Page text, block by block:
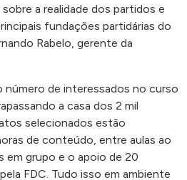
a realidade dos partidos e
fundações partidárias do
Rabelo, gerente da
número de interessados no curso
a casa dos 2 mil
selecionados estão
de conteúdo, entre aulas ao
em grupo e o apoio de 20
FDC. Tudo isso em ambiente